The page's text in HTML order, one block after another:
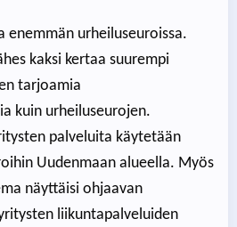
enemmän urheiluseuroissa.
kaksi kertaa suurempi
tarjoamia
kuin urheiluseurojen.
palveluita käytetään
Uudenmaan alueella. Myös
näyttäisi ohjaavan
liikuntapalveluiden